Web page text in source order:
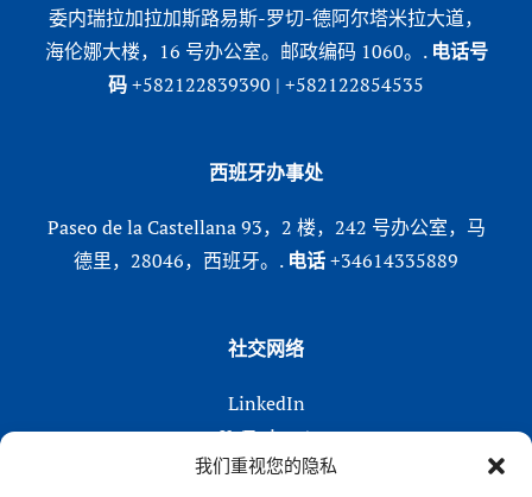
我们重视您的隐私
委内瑞拉加拉加斯路易斯-罗切-德阿尔塔米拉大道，
海伦娜大楼，16 号办公室。邮政编码 1060。. 电话号
码+582122839390 | +582122854535
西班牙办事处
Paseo de la Castellana 93，2 楼，242 号办公室，马
德里，28046，西班牙。. 电话+34614335889
社交网络
LinkedIn
X (Twitter)
Instagram